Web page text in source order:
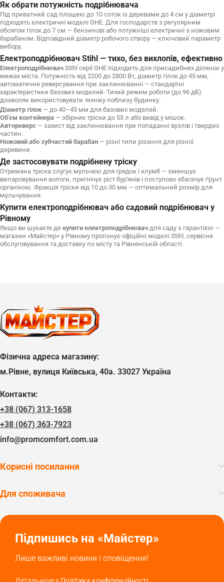
Як обрати потужність подрібнювача
Під приватний сад площею до 10 соток із деревами до 4 см у діаметрі
підходять електричні моделі GHE. Для господарств з регулярним
обсягом гілок до 7 см — бензинові або потужніші електричні з ножовим
барабаном. Відповідний діаметр робочого отвору — ключовий параметр
вибору.
Електроподрібнювач Stihl — тихо, без вихлопів, ефективно
Електроподрібнювач Stihl серії GHE підходить для присадибних ділянок у
межах міста. Потужність від 2200 до 2800 Вт, діаметр гілок до 45 мм,
автоматичне реверсування при заклинюванні — стандартні
характеристики базових моделей. Тихий режим роботи (до 96 дБ)
дозволяє використовувати техніку поблизу будинку.
Діаметр гілок — до 40–45 мм для базових моделей.
Об'єм контейнера — збірник тріски до 53 л або вивід у мішок.
Автореверс — захист від заклинювання при попаданні вузлів і твердих
частин.
Ножовий або зубчастий барабан — різні типи різання для різної
деревини.
Де застосовувати подрібнену тріску
Отримана тріска слугує мульчею для грядок і клумб — зменшує
випаровування вологи, пригнічує ріст бур'янів і поступово збагачує ґрунт
органікою. Фракція тріски від 10 до 30 мм — оптимальний розмір для
мульчування.
Купити електроподрібнювач або садовий подрібнювач у
Рівному
Якщо ви шукаєте де купити електроподрібнювач для саду з гарантією —
магазин «Майстер» у Рівному пропонує офіційні моделі Stihl, сервісне
обслуговування та доставку по місту та Рівненській області.
Фізична адреса магазину:
м.Рівне, вулиця Київська, 40а. 33027 Україна
Контакти:
+38 (067) 313-1658
+38 (067) 363-7923
info@promcomfort.com.ua
Корисні посилання
Для споживача
Підпишись на «Майстер»
Лише важливі новини і сповіщення!
Детальніше у Політика конфіденційності